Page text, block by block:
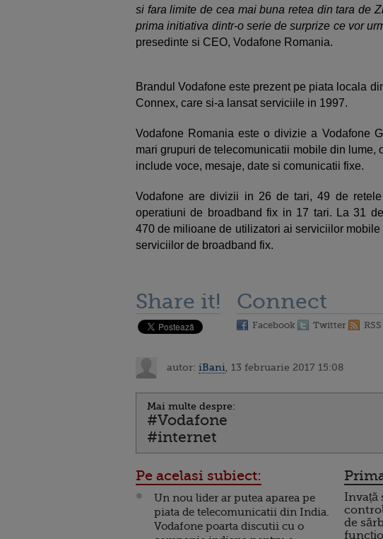
si fara limite de cea mai buna retea din tara de
prima initiativa dintr-o serie de surprize ce vor
presedinte si CEO, Vodafone Romania.
Brandul Vodafone este prezent pe piata locala
Connex, care si-a lansat serviciile in 1997.
Vodafone Romania este o divizie a Vodafone
mari grupuri de telecomunicatii mobile din lume,
include voce, mesaje, date si comunicatii fixe.
Vodafone are divizii in 26 de tari, 49 de
operatiuni de broadband fix in 17 tari. La 31
470 de milioane de utilizatori ai serviciilor
serviciilor de broadband fix.
Share it! Connect
Facebook Twitter
autor: iBani , 13 februarie 2017 15:08
Mai multe despre:
#Vodafone
#internet
Pe acelasi subiect:
Un nou lider ar putea aparea pe
piata de telecomunicatii din India.
Vodafone poarta discutii cu o
Invață
de